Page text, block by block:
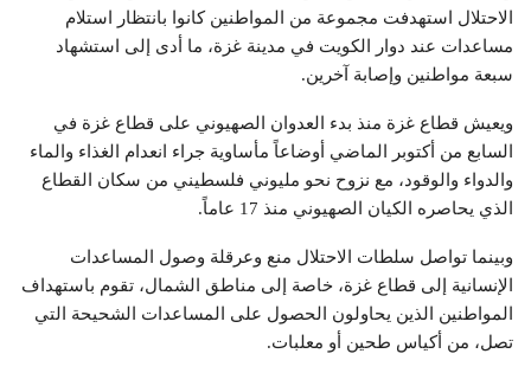
الاحتلال استهدفت مجموعة من المواطنين كانوا بانتظار استلام
مساعدات عند دوار الكويت في مدينة غزة، ما أدى إلى استشهاد
سبعة مواطنين وإصابة آخرين.
ويعيش قطاع غزة منذ بدء العدوان الصهيوني على قطاع غزة في
السابع من أكتوبر الماضي أوضاعاً مأساوية جراء انعدام الغذاء والماء
والدواء والوقود، مع نزوح نحو مليوني فلسطيني من سكان القطاع
الذي يحاصره الكيان الصهيوني منذ 17 عاماً.
وبينما تواصل سلطات الاحتلال منع وعرقلة وصول المساعدات
الإنسانية إلى قطاع غزة، خاصة إلى مناطق الشمال، تقوم باستهداف
المواطنين الذين يحاولون الحصول على المساعدات الشحيحة التي
تصل، من أكياس طحين أو معلبات.